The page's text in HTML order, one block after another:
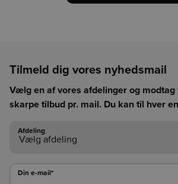
Tilmeld dig vores nyhedsmail
Vælg en af vores afdelinger og
skarpe tilbud pr. mail. Du kan til hver
Afdeling
Afdeling
Din e-mail*
Din e-mail*